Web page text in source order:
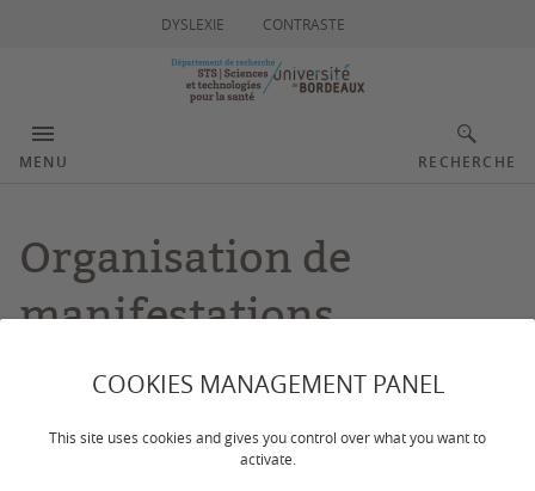
COOKIES MANAGEMENT PANEL
This site uses cookies and gives you control over what you want to
activate.
DYSLEXIE CONTRASTE
MENU RECHERCHE
Organisation de
manifestations
scientifiques
le 03/03/2026